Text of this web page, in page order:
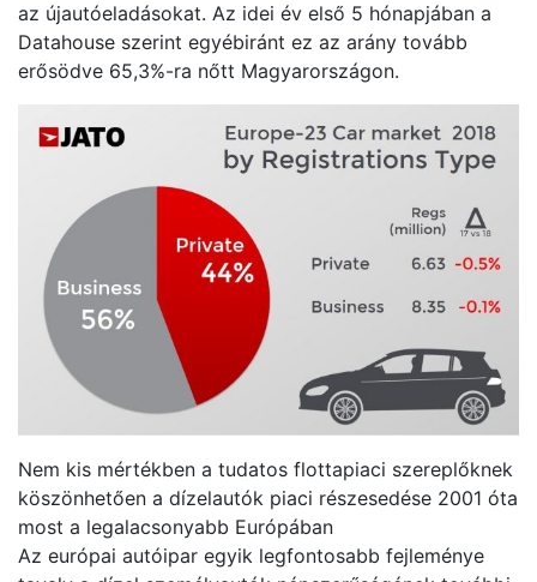
az újautóeladásokat. Az idei év első 5 hónapjában a
Datahouse szerint egyébiránt ez az arány tovább
erősödve 65,3%-ra nőtt Magyarországon.
Nem kis mértékben a tudatos flottapiaci szereplőknek
köszönhetően a dízelautók piaci részesedése 2001 óta
most a legalacsonyabb Európában
Az európai autóipar egyik legfontosabb fejleménye